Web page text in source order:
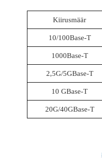
Kiirusmäär
10/100Base-T
1000Base-T
2,5G/5GBase-T
10 GBase-T
20G/40GBase-T